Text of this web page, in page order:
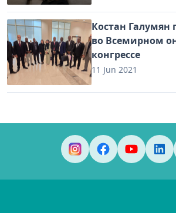
Костан Галумян
во Всемирном
конгрессе
11 Jun 2021